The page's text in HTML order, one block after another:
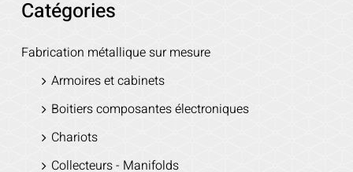
Catégories
Fabrication métallique sur mesure
Armoires et cabinets
Boitiers composantes électroniques
Chariots
Collecteurs - Manifolds